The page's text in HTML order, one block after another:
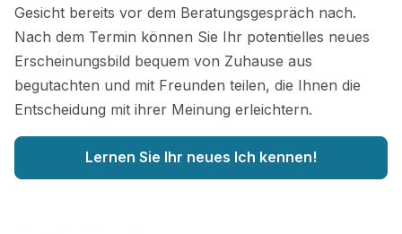
Gesicht bereits vor dem Beratungsgespräch nach.
Nach dem Termin können Sie Ihr potentielles neues
Erscheinungsbild bequem von Zuhause aus
begutachten und mit Freunden teilen, die Ihnen die
Entscheidung mit ihrer Meinung erleichtern.
Lernen Sie Ihr neues Ich kennen!